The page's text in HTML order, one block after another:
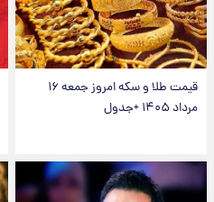
قیمت طلا و سکه امروز جمعه ۱۶
مرداد ۱۴۰۵ +جدول